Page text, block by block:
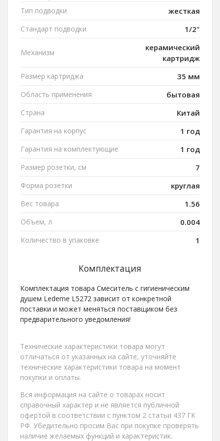
Тип подводки
жесткая
Стандарт подводки 1/2"
Механизм
керамический
картридж
Размер картриджа 35 мм
Область применения бытовая
Страна Китай
Гарантия на корпус 1 год
Гарантия на комплектующие 1 год
Размер розетки, см 7
Форма розетки круглая
Вес товара 1.56
Объем, л 0.004
Количество в упаковке 1
Комплектация
Комплектация товара Смеситель с гигиеническим
душем Ledeme L5272 зависит от конкретной
поставки и может меняться поставщиком без
предварительного уведомления!
Технические характеристики товара могут
отличаться от указанных на сайте, уточняйте
технические характеристики товара на момент
покупки и оплаты.
Вся информация на сайте о товарах носит
справочный характер и не является публичной
офертой в соответствии с пунктом 2 статьи 437 ГК
РФ. Убедительно просим Вас при покупке проверять
наличие желаемых функций и характеристик.